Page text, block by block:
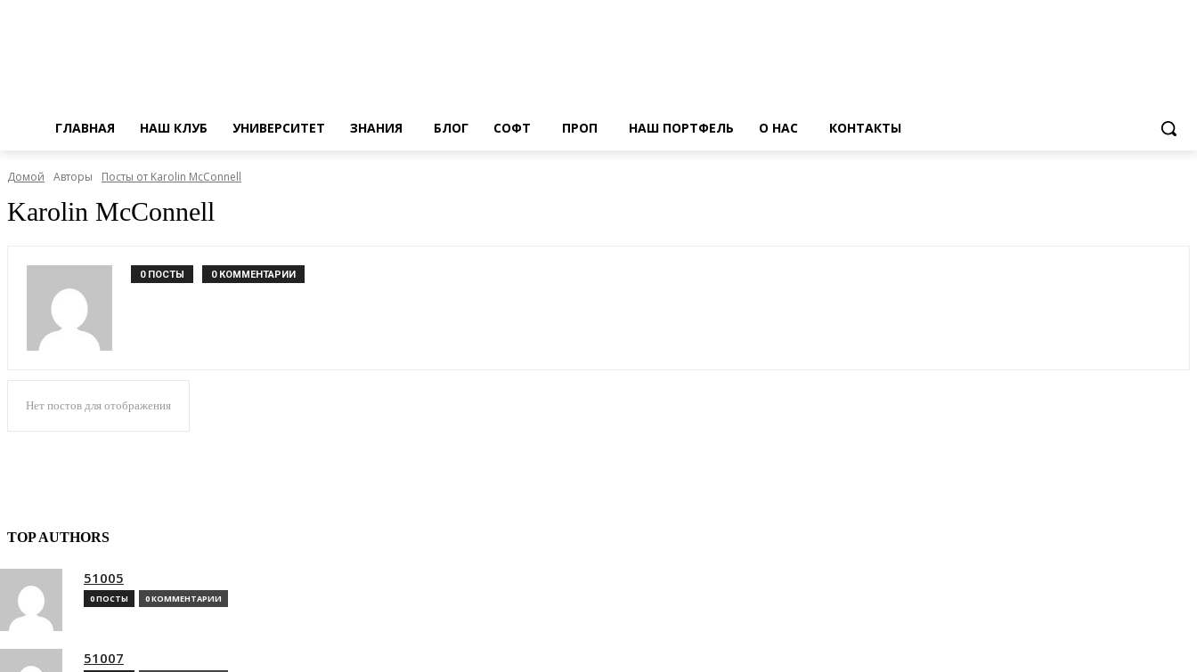
ГЛАВНАЯ НАШ КЛУБ УНИВЕРСИТЕТ ЗНАНИЯ БЛОГ СОФТ ПРОП НАШ ПОРТФЕЛЬ О НАС КОНТАКТЫ
Домой Авторы Посты от Karolin McConnell
Karolin McConnell
0 ПОСТЫ 0 КОММЕНТАРИИ
Нет постов для отображения
TOP AUTHORS
51005
0 ПОСТЫ 0 КОММЕНТАРИИ
51007